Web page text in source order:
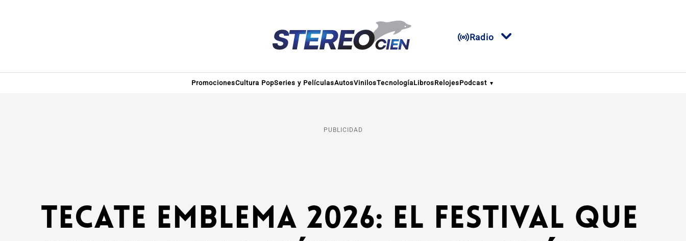
Radio
PromocionesCultura PopSeries y PelículasAutosVinilosTecnologíaLibrosRelojesPodcast
PUBLICIDAD
Tecate Emblema 2026: el festival que